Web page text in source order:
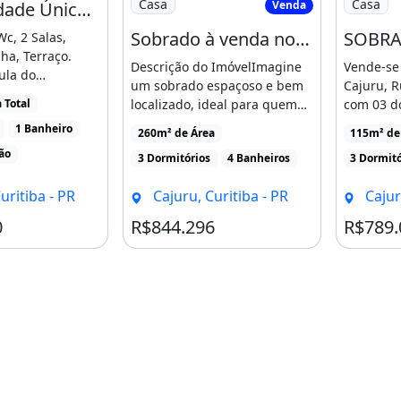
o
Oportunidade Única em CURITIBA - PR Tipo Casa Negociação Leilão
2 Salas,
Terraço.
do
e
Total
1 Banheiro
- PR
Casa Venda
Sobrado à venda no Cajuru, ótima localização!
Descrição do ImóvelImagine
um sobrado espaçoso e bem
localizado, ideal para quem
busca conforto, [...]
260m² de Área
3 Dormitórios
4 Banheiros
Cajuru, Curitiba - PR
R$844.296
Casa
Vende-
Cajuru,
com 03
uma
115m²
3